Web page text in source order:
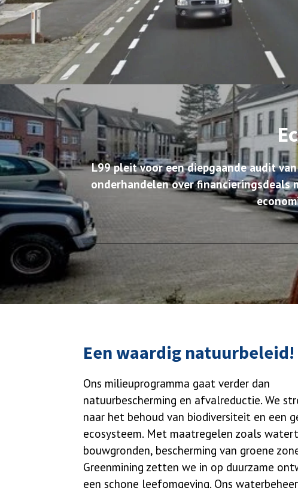
L99 pleit voor een diepgaande audit
onderhandelen over financieringsdeals
Een waardig natuurbeleid!
Ons milieuprogramma gaat verder dan
natuurbescherming en afvalreductie. We
naar het behoud van biodiversiteit en een
ecosysteem. Met maatregelen zoals
bouwgronden, bescherming van groene
Greenmining zetten we in op duurzame
een schone leefomgeving. Ons